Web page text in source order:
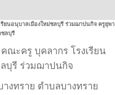
ยนอนุบาลเมืองใหม่ชลบุรี ร่วมฌาปนกิจ ครูยุพา
ชลบุรี
ณะครู บุคลากร โรงเรียน
บุรี ร่วมฌาปนกิจ
งทราย ตำบลบางทราย